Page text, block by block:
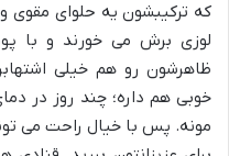
که ترکیبشون یه حلوای مقوی
لوزی برش می خورند و با
ظاهرشون رو هم خیلی
خوبی هم داره؛ چند روز در
مونه. پس با خیال راحت می